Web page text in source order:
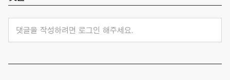
댓글을 작성하려면 로그인 해주세요.